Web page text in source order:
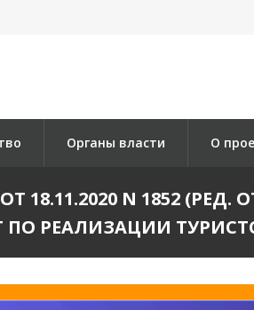
Органы власти О
N 1852 (РЕД.
ПО РЕАЛИЗАЦИИ